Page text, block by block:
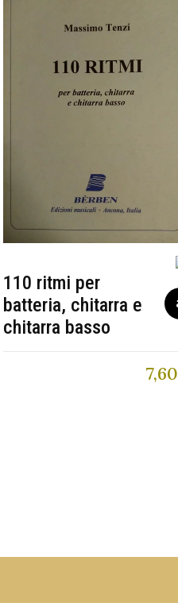
110 ritmi per
batteria, chitarra e
chitarra basso
7,60